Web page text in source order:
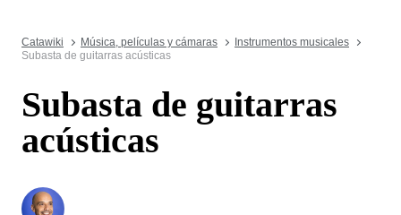
Catawiki Música, películas y cámaras
Instrumentos musicales
Subasta de guitarras acústicas
Subasta de guitarras
acústicas